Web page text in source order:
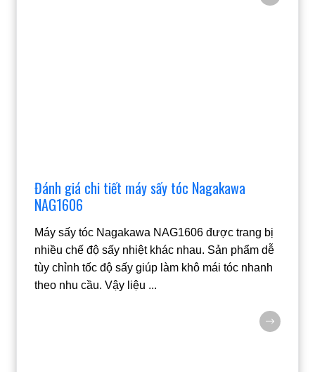
Đánh giá chi tiết máy sấy tóc Nagakawa
NAG1606
Máy sấy tóc Nagakawa NAG1606 được trang bị
nhiều chế độ sấy nhiệt khác nhau. Sản phẩm dễ
tùy chỉnh tốc độ sấy giúp làm khô mái tóc nhanh
theo nhu cầu. Vậy liệu ...